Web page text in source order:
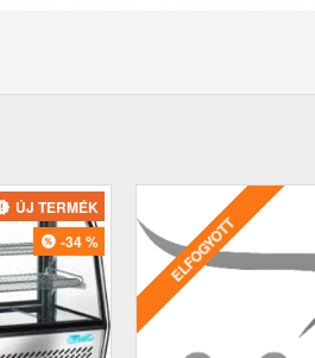
ÚJ TERMÉK
-34 %
ELFOGYOTT